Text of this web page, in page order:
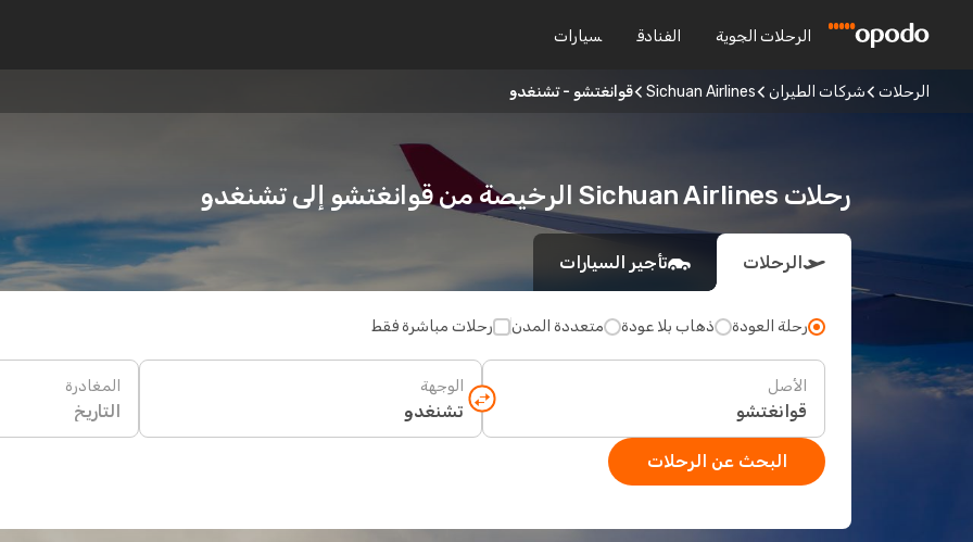
الرحلات الجوية الفنادق سيارات
الرحلات شركات الطيران Sichuan Airlines قوانغتشو - تشنغدو
رحلات Sichuan Airlines الرخيصة من قوانغتشو إلى تشنغدو
الرحلات تأجير السيارات
رحلة العودة ذهاب بلا عودة متعددة المدن رحلات مباشرة فقط
الأصل الوجهة المغادرة
التاريخ
البحث عن الرحلات